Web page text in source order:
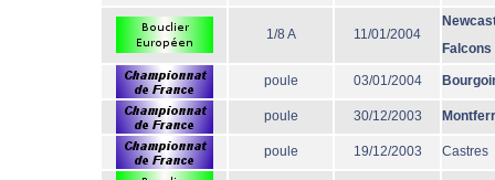
1/8 A 11/01/2004
Falcons
poule 03/01/2004
poule 30/12/2003
poule 19/12/2003 Castres